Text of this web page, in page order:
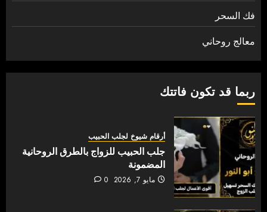
فك السحر
معالج روحاني
ربما قد تكون فاتتك
أرقام شيوخ لجلب الحبيب
جلب الحبيب للزواج بالطرق الروحانية
المضمونة
مايو 7, 2026 0